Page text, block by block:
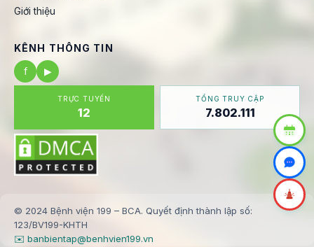
Giới thiệu
KÊNH THÔNG TIN
f
▶
TRỰC TUYẾN
12
TỔNG TRUY CẬP
7.802.111
© 2024 Bệnh viện 199 – BCA. Quyết định thành lập số:
123/BV199-KHTH
✉️ banbientap@benhvien199.vn